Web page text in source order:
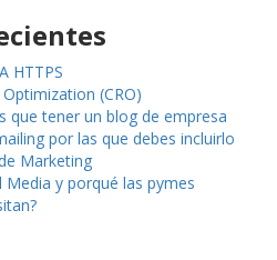
HTTPS
(CRO)
que tener un blog de empresa
por las que debes incluirlo
Marketing
Media y porqué las pymes